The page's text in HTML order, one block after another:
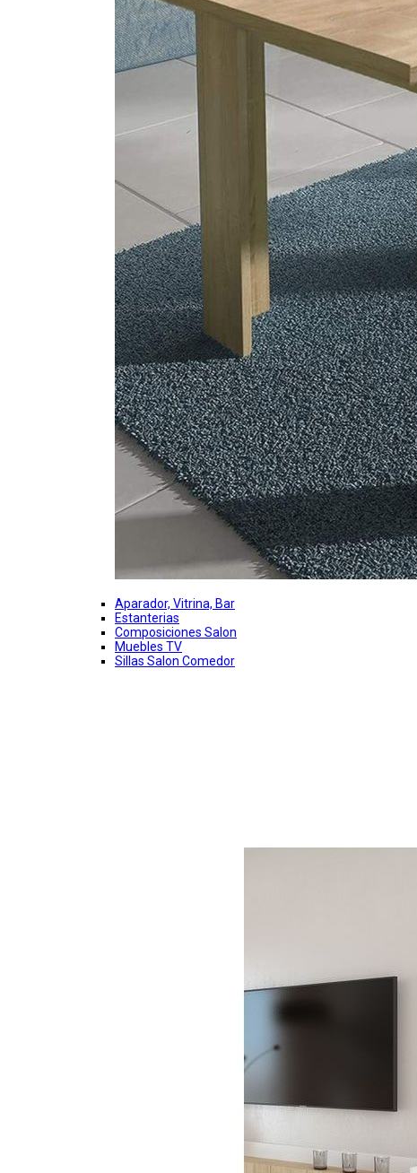
Aparador, Vitrina, Bar
Estanterias
Composiciones Salon
Muebles TV
Sillas Salon Comedor